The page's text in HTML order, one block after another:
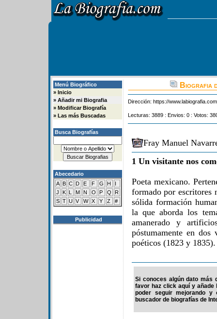
Menú Biográfico
» Inicio
» Añadir mi Biografia
» Modificar Biografía
» Las más Buscadas
Busca Biografías
Abecedario
A B C D E F G H
I
J
K L M N O P Q
R
S T U V W X Y Z #
Publicidad
Biografia
Dirección: https://
Lecturas: 3889 : Envios: 0 : Votos:
Fray Manuel
1 Un visitante nos
Poeta mexicano.
formado por escritores
sólida formación
la que aborda los
amanerado y
póstumamente en dos
poéticos (1823 y 1835).
Si conoces algún dato más
favor haz click aquí y
poder seguir mejorando y
buscador de biografías de